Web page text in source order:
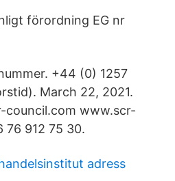
förordning EG nr
+44 (0) 1257
March 22, 2021.
council.com www.scr-
76 912 75 30.
adress